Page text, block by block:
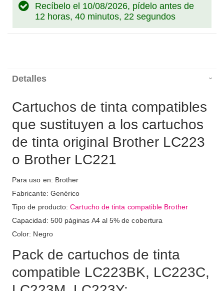
Recíbelo el 10/08/2026, pídelo antes de
12 horas, 40 minutos, 21 segundos
Detalles
Cartuchos de tinta compatibles
que sustituyen a los cartuchos
de tinta original Brother LC223
o Brother LC221
Para uso en: Brother
Fabricante: Genérico
Tipo de producto:Cartucho de tinta compatible Brother
Capacidad: 500 páginas A4 al 5% de cobertura
Color: Negro
Pack de cartuchos de tinta
compatible LC223BK, LC223C,